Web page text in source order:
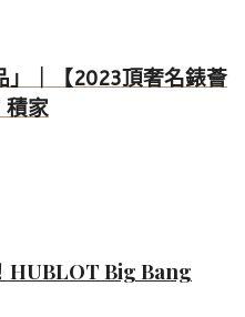
」｜【2023頂奢名錶薈
積家
HUBLOT Big Bang